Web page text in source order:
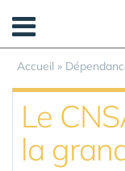
Accueil »
Le
la
Panneau de